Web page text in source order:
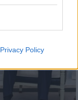
Privacy Policy